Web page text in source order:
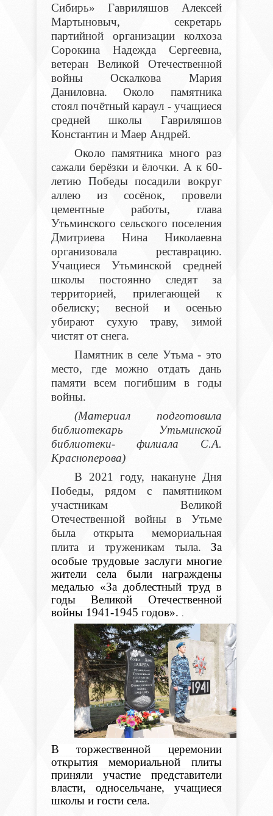
Сибирь» Гавриляшов Алексей
Мартыновыч, секретарь
партийной организации колхоза
Сорокина Надежда Сергеевна,
ветеран Великой Отечественной
войны Оскалкова Мария
Даниловна. Около памятника
стоял почётный караул - учащиеся
средней школы Гавриляшов
Константин и Маер Андрей.
Около памятника много раз
сажали берёзки и ёлочки. А к 60-
летию Победы посадили вокруг
аллею из сосёнок, провели
цементные работы, глава
Утьминского сельского поселения
Дмитриева Нина Николаевна
организовала реставрацию.
Учащиеся Утьминской средней
школы постоянно следят за
территорией, прилегающей к
обелиску; весной и осенью
убирают сухую траву, зимой
чистят от снега.
Памятник в селе Утьма - это
место, где можно отдать дань
памяти всем погибшим в годы
войны.
(Материал подготовила
библиотекарь Утьминской
библиотеки- филиала С.А.
Красноперова)
В 2021 году, накануне Дня
Победы, рядом с памятником
участникам Великой
Отечественной войны в Утьме
была открыта мемориальная
плита и труженикам тыла. За
особые трудовые заслуги многие
жители села были награждены
медалью «За доблестный труд в
годы Великой Отечественной
войны 1941-1945 годов». .
В торжественной церемонии
открытия мемориальной плиты
приняли участие представители
власти, односельчане, учащиеся
школы и гости села.